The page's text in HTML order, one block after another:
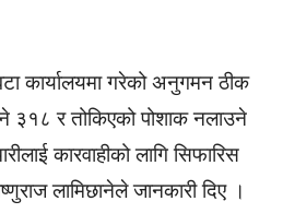
कार्यालयमा गरेको अनुगमन ठीक
३१८ र तोकिएको पोशाक नलाउने
कारवाहीको लागि सिफारिस
लामिछानेले जानकारी दिए ।